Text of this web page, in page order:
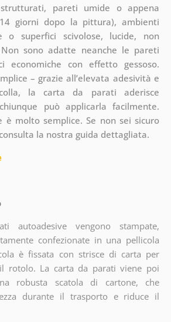
pareti umide o appena
giorni dopo la pittura), ambienti
o superfici scivolose, lucide, non
sono adatte neanche le pareti
economiche con effetto gessoso.
– grazie all’elevata adesività e
la carta da parati aderisce
può applicarla facilmente.
è molto semplice. Se non sei sicuro
la nostra guida dettagliata.
autoadesive vengono stampate,
confezionate in una pellicola
è fissata con strisce di carta per
rotolo. La carta da parati viene poi
robusta scatola di cartone, che
durante il trasporto e riduce il